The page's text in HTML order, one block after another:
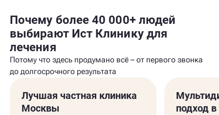
Почему более 40 000+ людей
выбирают Ист Клинику для
лечения
Потому что здесь продумано всё – от первого звонка
до долгосрочного результата
Лучшая частная клиника
Москвы
подход